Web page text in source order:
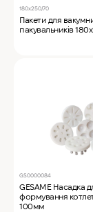
180х250/70
Пакети для
пакувальників
GS0000084
GESAME Насадка
формування
100мм